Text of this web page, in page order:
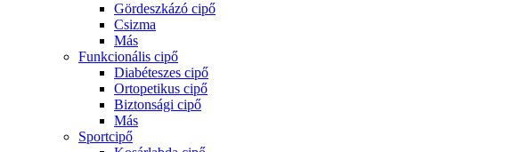
Gördeszkázó cipő
Csizma
Más
Funkcionális cipő
Diabéteszes cipő
Ortopetikus cipő
Biztonsági cipő
Más
Sportcipő